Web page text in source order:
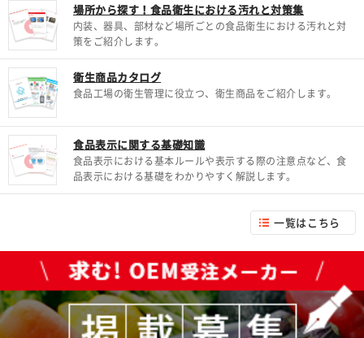
場所から探す！食品衛生における汚れと対策集
内装、器具、部材など場所ごとの食品衛生における汚れと対
策をご紹介します。
衛生商品カタログ
食品工場の衛生管理に役立つ、衛生商品をご紹介します。
食品表示に関する基礎知識
食品表示における基本ルールや表示する際の注意点など、食
品表示における基礎をわかりやすく解説します。
一覧はこちら